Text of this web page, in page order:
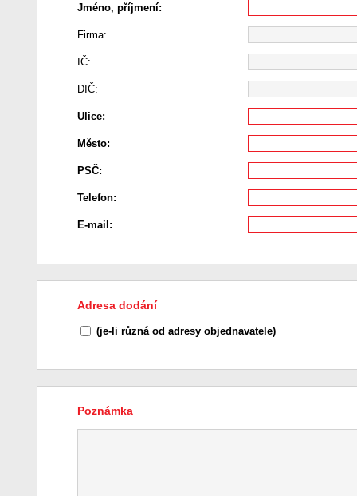
Jméno, příjmení:
Firma:
IČ:
DIČ:
Ulice:
Město:
PSČ:
Telefon:
E-mail:
Adresa dodání
(je-li různá od adresy objednavatele)
Poznámka